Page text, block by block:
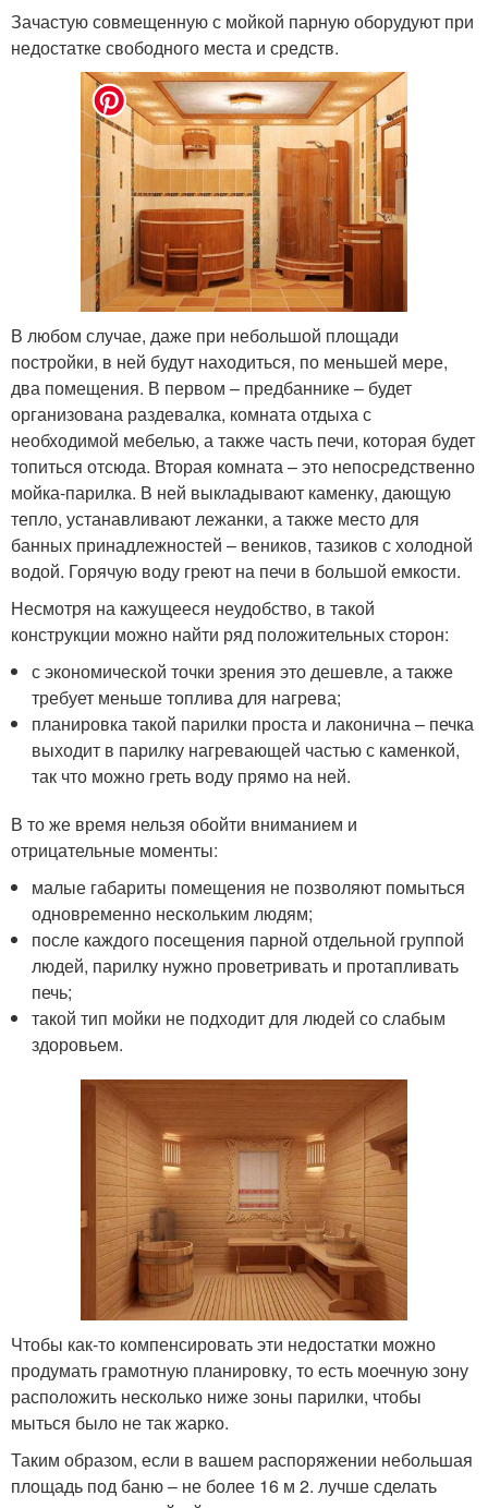
Зачастую совмещенную с мойкой парную оборудуют при
недостатке свободного места и средств.
В любом случае, даже при небольшой площади
постройки, в ней будут находиться, по меньшей мере,
два помещения. В первом – предбаннике – будет
организована раздевалка, комната отдыха с
необходимой мебелью, а также часть печи, которая будет
топиться отсюда. Вторая комната – это непосредственно
мойка-парилка. В ней выкладывают каменку, дающую
тепло, устанавливают лежанки, а также место для
банных принадлежностей – веников, тазиков с холодной
водой. Горячую воду греют на печи в большой емкости.
Несмотря на кажущееся неудобство, в такой
конструкции можно найти ряд положительных сторон:
с экономической точки зрения это дешевле, а также
требует меньше топлива для нагрева;
планировка такой парилки проста и лаконична – печка
выходит в парилку нагревающей частью с каменкой,
так что можно греть воду прямо на ней.
В то же время нельзя обойти вниманием и
отрицательные моменты:
малые габариты помещения не позволяют помыться
одновременно нескольким людям;
после каждого посещения парной отдельной группой
людей, парилку нужно проветривать и протапливать
печь;
такой тип мойки не подходит для людей со слабым
здоровьем.
Чтобы как-то компенсировать эти недостатки можно
продумать грамотную планировку, то есть моечную зону
расположить несколько ниже зоны парилки, чтобы
мыться было не так жарко.
Таким образом, если в вашем распоряжении небольшая
площадь под баню – не более 16 м 2. лучше сделать